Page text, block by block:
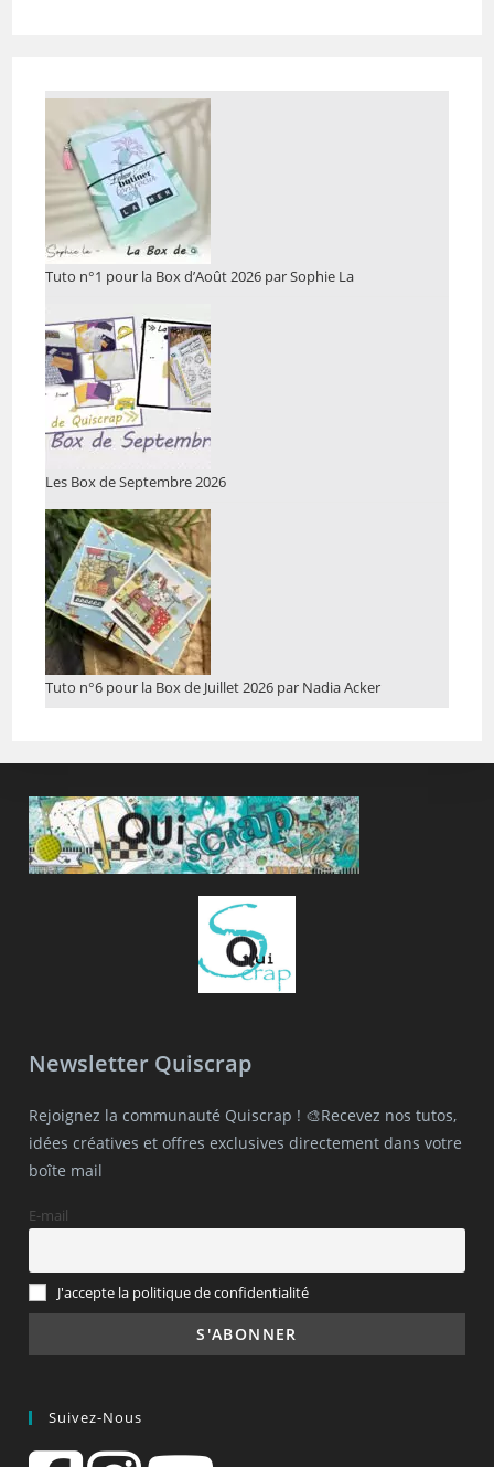
Tuto n°1 pour la Box d’Août 2026 par Sophie La
Les Box de Septembre 2026
Tuto n°6 pour la Box de Juillet 2026 par Nadia Acker
Newsletter Quiscrap
Rejoignez la communauté Quiscrap ! 🎨Recevez nos tutos,
idées créatives et offres exclusives directement dans votre
boîte mail
E-mail
J'accepte la politique de confidentialité
Suivez-Nous